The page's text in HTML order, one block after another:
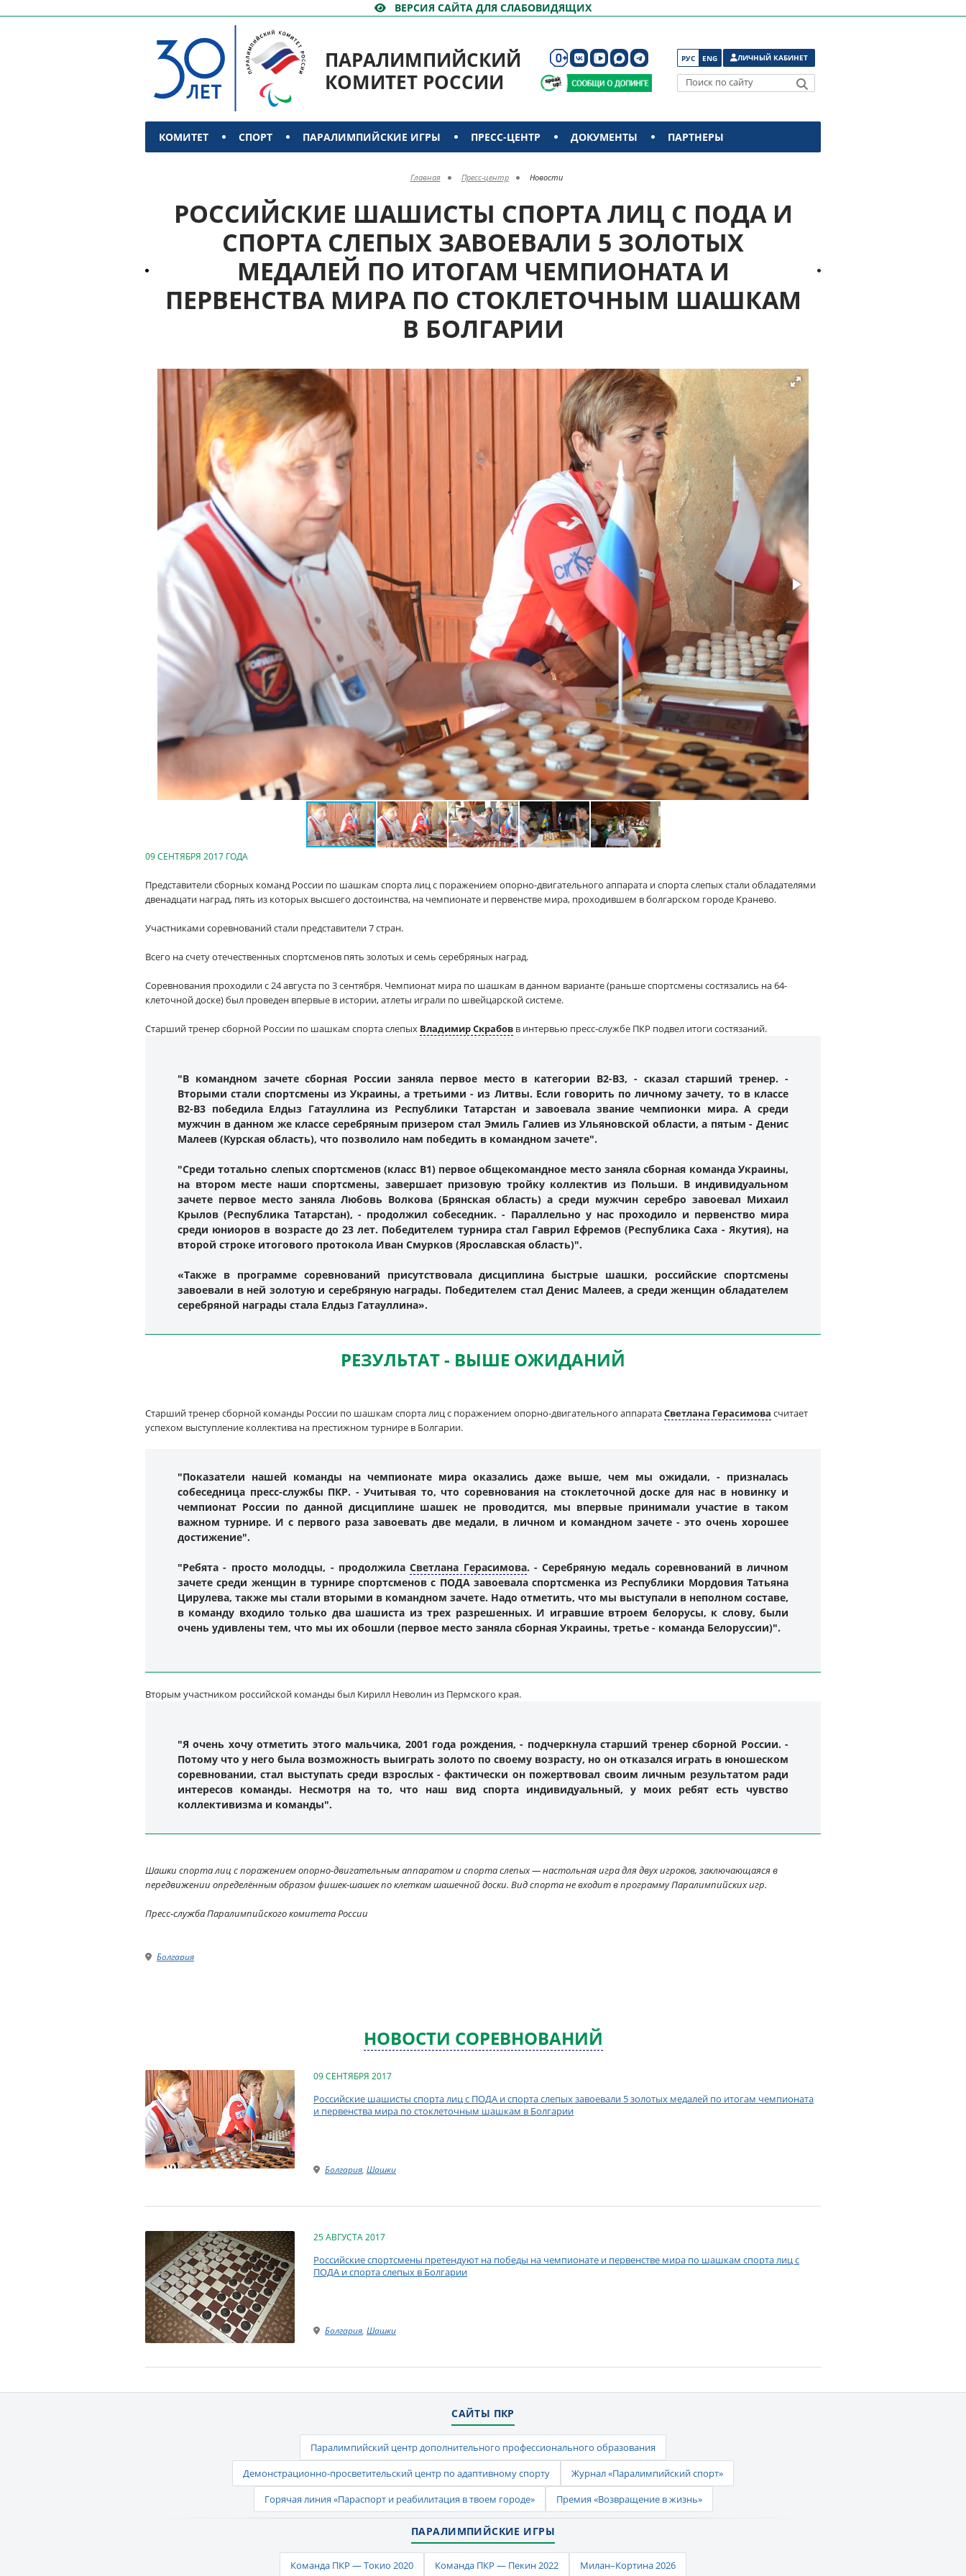
ВЕРСИЯ САЙТА ДЛЯ СЛАБОВИДЯЩИХ
ПАРАЛИМПИЙСКИЙ
КОМИТЕТ РОССИИ
РУС ENG ЛИЧНЫЙ КАБИНЕТ
Поиск по сайту
КОМИТЕТ СПОРТ ПАРАЛИМПИЙСКИЕ ИГРЫ ПРЕСС-ЦЕНТР ДОКУМЕНТЫ ПАРТНЕРЫ
Главная Пресс-центр Новости
РОССИЙСКИЕ ШАШИСТЫ СПОРТА ЛИЦ С ПОДА И
СПОРТА СЛЕПЫХ ЗАВОЕВАЛИ 5 ЗОЛОТЫХ
МЕДАЛЕЙ ПО ИТОГАМ ЧЕМПИОНАТА И
ПЕРВЕНСТВА МИРА ПО СТОКЛЕТОЧНЫМ ШАШКАМ
В БОЛГАРИИ
09 СЕНТЯБРЯ 2017 ГОДА
Представители сборных команд России по шашкам спорта лиц с поражением опорно-двигательного аппарата и спорта слепых стали обладателями
двенадцати наград, пять из которых высшего достоинства, на чемпионате и первенстве мира, проходившем в болгарском городе Кранево.
Участниками соревнований стали представители 7 стран.
Всего на счету отечественных спортсменов пять золотых и семь серебряных наград.
Соревнования проходили с 24 августа по 3 сентября. Чемпионат мира по шашкам в данном варианте (раньше спортсмены состязались на 64-
клеточной доске) был проведен впервые в истории, атлеты играли по швейцарской системе.
Старший тренер сборной России по шашкам спорта слепых Владимир Скрабов в интервью пресс-службе ПКР подвел итоги состязаний.
"В командном зачете сборная России заняла первое место в категории В2-В3, - сказал старший тренер. -
Вторыми стали спортсмены из Украины, а третьими - из Литвы. Если говорить по личному зачету, то в классе
В2-В3 победила Елдыз Гатауллина из Республики Татарстан и завоевала звание чемпионки мира. А среди
мужчин в данном же классе серебряным призером стал Эмиль Галиев из Ульяновской области, а пятым - Денис
Малеев (Курская область), что позволило нам победить в командном зачете".
"Среди тотально слепых спортсменов (класс В1) первое общекомандное место заняла сборная команда Украины,
на втором месте наши спортсмены, завершает призовую тройку коллектив из Польши. В индивидуальном
зачете первое место заняла Любовь Волкова (Брянская область) а среди мужчин серебро завоевал Михаил
Крылов (Республика Татарстан), - продолжил собеседник. - Параллельно у нас проходило и первенство мира
среди юниоров в возрасте до 23 лет. Победителем турнира стал Гаврил Ефремов (Республика Саха - Якутия), на
второй строке итогового протокола Иван Смурков (Ярославская область)".
«Также в программе соревнований присутствовала дисциплина быстрые шашки, российские спортсмены
завоевали в ней золотую и серебряную награды. Победителем стал Денис Малеев, а среди женщин обладателем
серебряной награды стала Елдыз Гатауллина».
РЕЗУЛЬТАТ - ВЫШЕ ОЖИДАНИЙ
Старший тренер сборной команды России по шашкам спорта лиц с поражением опорно-двигательного аппаратаСветлана Герасимова считает
успехом выступление коллектива на престижном турнире в Болгарии.
"Показатели нашей команды на чемпионате мира оказались даже выше, чем мы ожидали, - призналась
собеседница пресс-службы ПКР. - Учитывая то, что соревнования на стоклеточной доске для нас в новинку и
чемпионат России по данной дисциплине шашек не проводится, мы впервые принимали участие в таком
важном турнире. И с первого раза завоевать две медали, в личном и командном зачете - это очень хорошее
достижение".
"Ребята - просто молодцы, - продолжилаСветлана Герасимова. - Серебряную медаль соревнований в личном
зачете среди женщин в турнире спортсменов с ПОДА завоевала спортсменка из Республики Мордовия Татьяна
Цирулева, также мы стали вторыми в командном зачете. Надо отметить, что мы выступали в неполном составе,
в команду входило только два шашиста из трех разрешенных. И игравшие втроем белорусы, к слову, были
очень удивлены тем, что мы их обошли (первое место заняла сборная Украины, третье - команда Белоруссии)".
Вторым участником российской команды был Кирилл Неволин из Пермского края.
"Я очень хочу отметить этого мальчика, 2001 года рождения, - подчеркнула старший тренер сборной России. -
Потому что у него была возможность выиграть золото по своему возрасту, но он отказался играть в юношеском
соревновании, стал выступать среди взрослых - фактически он пожертвовал своим личным результатом ради
интересов команды. Несмотря на то, что наш вид спорта индивидуальный, у моих ребят есть чувство
коллективизма и команды".
Шашки спорта лиц с поражением опорно-двигательным аппаратом и спорта слепых — настольная игра для двух игроков, заключающаяся в
передвижении определённым образом фишек-шашек по клеткам шашечной доски. Вид спорта не входит в программу Паралимпийских игр.
Пресс-служба Паралимпийского комитета России
Болгария
НОВОСТИ СОРЕВНОВАНИЙ
09 СЕНТЯБРЯ 2017
Российские шашисты спорта лиц с ПОДА и спорта слепых завоевали 5 золотых медалей по итогам чемпионата
и первенства мира по стоклеточным шашкам в Болгарии
Болгария, Шашки
25 АВГУСТА 2017
Российские спортсмены претендуют на победы на чемпионате и первенстве мира по шашкам спорта лиц с
ПОДА и спорта слепых в Болгарии
Болгария, Шашки
САЙТЫ ПКР
Паралимпийский центр дополнительного профессионального образования
Демонстрационно-просветительский центр по адаптивному спорту
Журнал «Паралимпийский спорт»
Горячая линия «Параспорт и реабилитация в твоем городе»
Премия «Возвращение в жизнь»
ПАРАЛИМПИЙСКИЕ ИГРЫ
Команда ПКР — Токио 2020 Команда ПКР — Пекин 2022 Милан–Кортина 2026